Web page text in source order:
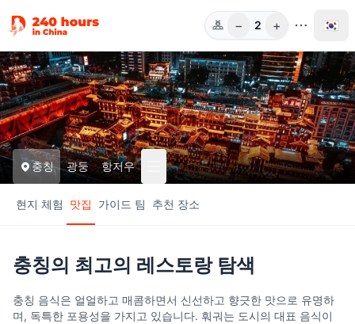
인원
− 2 + 🇰🇷
충칭 광둥 항저우
현지 체험 맛집 가이드 팀 추천 장소
충칭의 최고의 레스토랑 탐색
충칭 음식은 얼얼하고 매콤하면서 신선하고 향긋한 맛으로 유명하
며, 독특한 포용성을 가지고 있습니다. 훠궈는 도시의 대표 음식이